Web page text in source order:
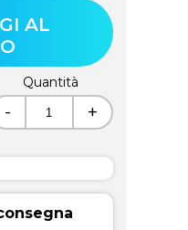
AL
Quantità
- +